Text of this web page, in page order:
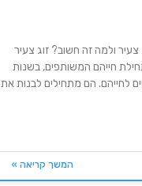
ולמה זה חשוב? זוג צעיר
חייהם המשותפים, בשנות
לחייהם. הם מתחילים לבנות את
המשך קריאה »